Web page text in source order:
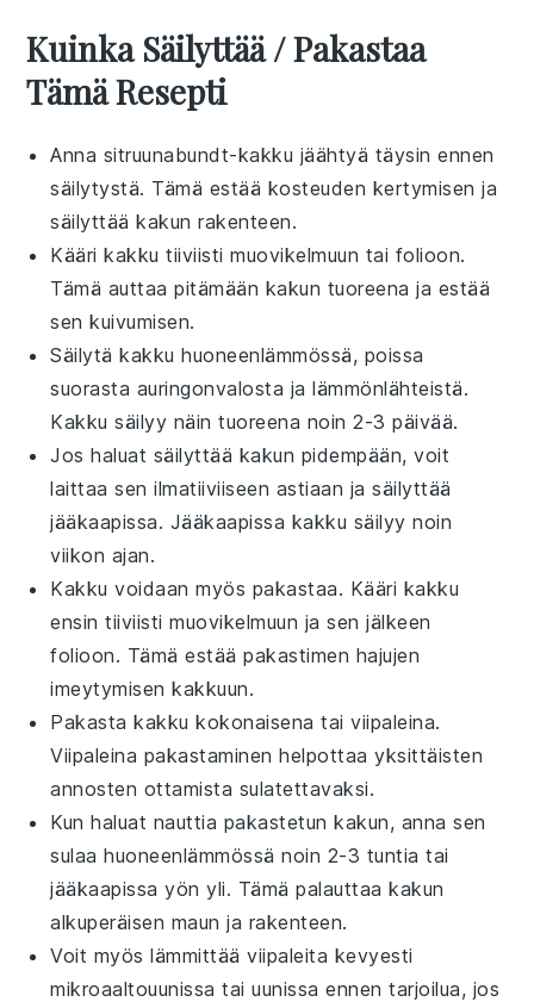
Kuinka Säilyttää / Pakastaa
Tämä Resepti
Anna sitruunabundt-kakku jäähtyä täysin ennen
säilytystä. Tämä estää kosteuden kertymisen ja
säilyttää kakun rakenteen.
Kääri kakku tiiviistimuovikelmuun tai folioon.
Tämä auttaa pitämään kakun tuoreena ja estää
sen kuivumisen.
Säilytä kakku huoneenlämmössä, poissa
suorasta auringonvalosta ja lämmönlähteistä.
Kakku säilyy näin tuoreena noin 2-3 päivää.
Jos haluat säilyttää kakun pidempään, voit
laittaa senilmatiiviiseen astiaan ja säilyttää
jääkaapissa. Jääkaapissa kakku säilyy noin
viikon ajan.
Kakku voidaan myös pakastaa. Kääri kakku
ensin tiiviistimuovikelmuun ja sen jälkeen
folioon. Tämä estää pakastimen hajujen
imeytymisen kakkuun.
Pakasta kakku kokonaisena tai viipaleina.
Viipaleina pakastaminen helpottaa yksittäisten
annosten ottamista sulatettavaksi.
Kun haluat nauttia pakastetun kakun, anna sen
sulaa huoneenlämmössä noin 2-3 tuntia tai
jääkaapissa yön yli. Tämä palauttaa kakun
alkuperäisen maun ja rakenteen.
Voit myös lämmittää viipaleita kevyesti
mikroaaltouunissa taiuunissa ennen tarjoilua, jos